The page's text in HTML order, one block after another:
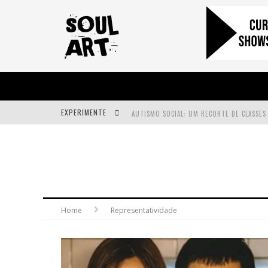
EXPERIMENTE
Home Representatividade